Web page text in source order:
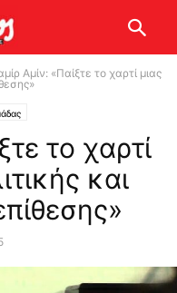
Αμίν: «Παίξτε το χαρτί μιας
το χαρτί
και